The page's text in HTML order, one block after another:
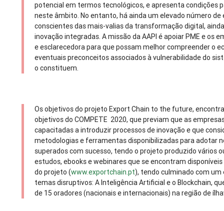
potencial em termos tecnológicos, e apresenta condições
neste âmbito. No entanto, há ainda um elevado número
conscientes das mais-valias da transformação digital,
inovação integradas. A missão da AAPI é apoiar PME e os
e esclarecedora para que possam melhor compreender o
eventuais preconceitos associados à vulnerabilidade do
o constituem.
Os objetivos do projeto Export Chain to the future,
objetivos do COMPETE 2020, que previam que as
capacitadas a introduzir processos de inovação e que
metodologias e ferramentas disponibilizadas para adotar
superados com sucesso, tendo o projeto produzido vários
estudos, ebooks e webinares que se encontram
do projeto (www.exportchain.pt), tendo culminado com um
temas disruptivos: A Inteligência Artificial e o Blockchain,
de 15 oradores (nacionais e internacionais) na região de